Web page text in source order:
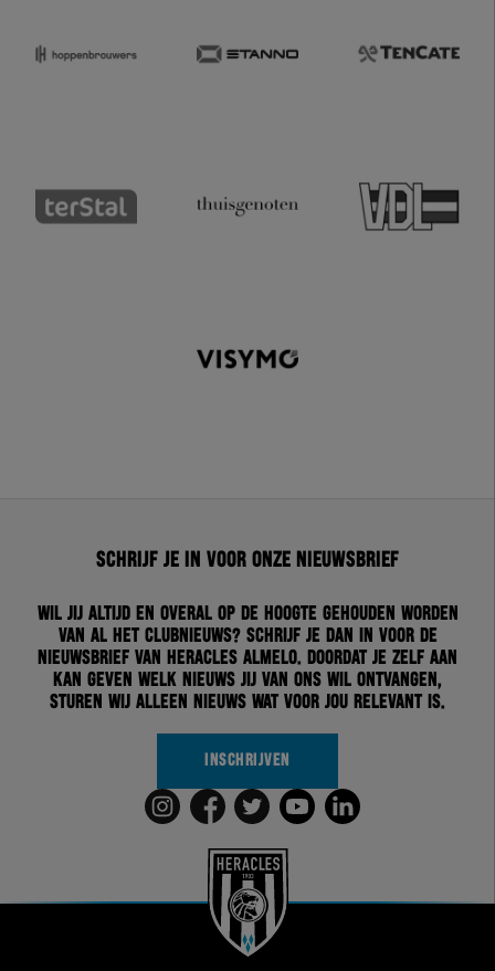
Schrijf je in voor onze nieuwsbrief
Wil jij altijd en overal op de hoogte gehouden worden
van al het clubnieuws? Schrijf je dan in voor de
nieuwsbrief van Heracles Almelo. Doordat je zelf aan
kan geven welk nieuws jij van ons wil ontvangen,
sturen wij alleen nieuws wat voor jou relevant is.
INSCHRIJVEN